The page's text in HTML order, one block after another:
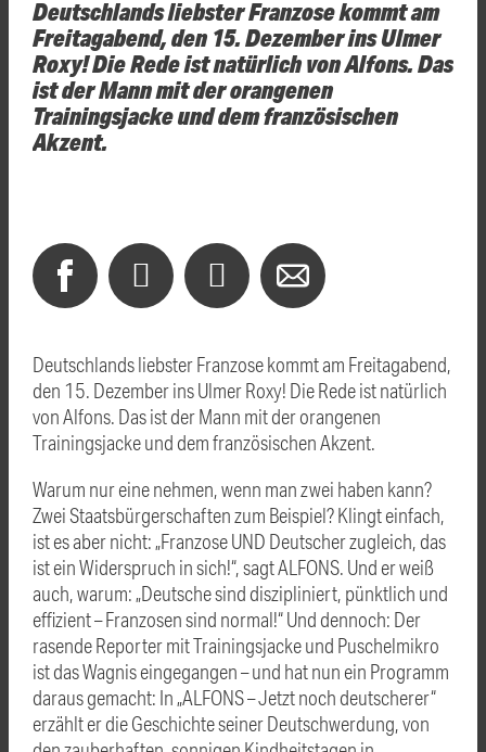
Deutschlands liebster Franzose kommt am
Freitagabend, den 15. Dezember ins Ulmer
Roxy! Die Rede ist natürlich von Alfons. Das
ist der Mann mit der orangenen
Trainingsjacke und dem französischen
Akzent.
Deutschlands liebster Franzose kommt am Freitagabend,
den 15. Dezember ins Ulmer Roxy! Die Rede ist natürlich
von Alfons. Das ist der Mann mit der orangenen
Trainingsjacke und dem französischen Akzent.
Warum nur eine nehmen, wenn man zwei haben kann?
Zwei Staatsbürgerschaften zum Beispiel? Klingt einfach,
ist es aber nicht: „Franzose UND Deutscher zugleich, das
ist ein Widerspruch in sich!“, sagt ALFONS. Und er weiß
auch, warum: „Deutsche sind diszipliniert, pünktlich und
effizient – Franzosen sind normal!“ Und dennoch: Der
rasende Reporter mit Trainingsjacke und Puschelmikro
ist das Wagnis eingegangen – und hat nun ein Programm
daraus gemacht: In „ALFONS – Jetzt noch deutscherer“
erzählt er die Geschichte seiner Deutschwerdung, von